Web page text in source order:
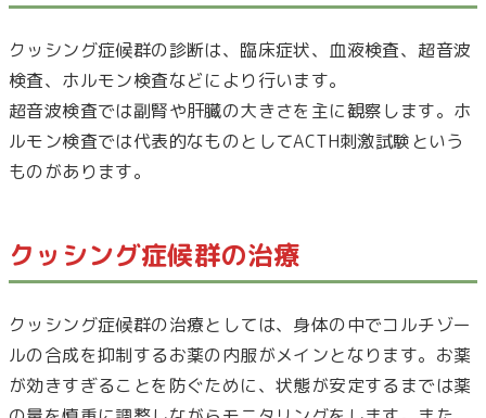
クッシング症候群の診断は、臨床症状、血液検査、超音波
検査、ホルモン検査などにより行います。
超音波検査では副腎や肝臓の大きさを主に観察します。ホ
ルモン検査では代表的なものとしてACTH刺激試験という
ものがあります。
クッシング症候群の治療
クッシング症候群の治療としては、身体の中でコルチゾー
ルの合成を抑制するお薬の内服がメインとなります。お薬
が効きすぎることを防ぐために、状態が安定するまでは薬